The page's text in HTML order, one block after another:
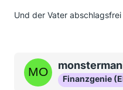
Und der Vater